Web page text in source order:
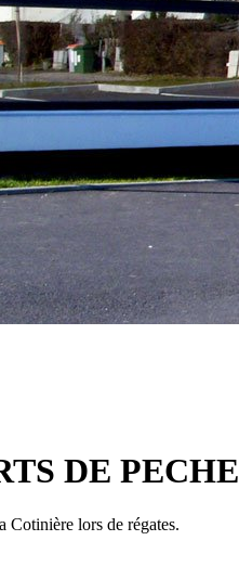
DE PECHE
Cotinière lors de régates.